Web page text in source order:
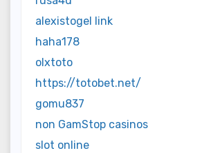
alexistogel link
haha178
olxtoto
https://totobet.net/
gomu837
non GamStop casinos
slot online